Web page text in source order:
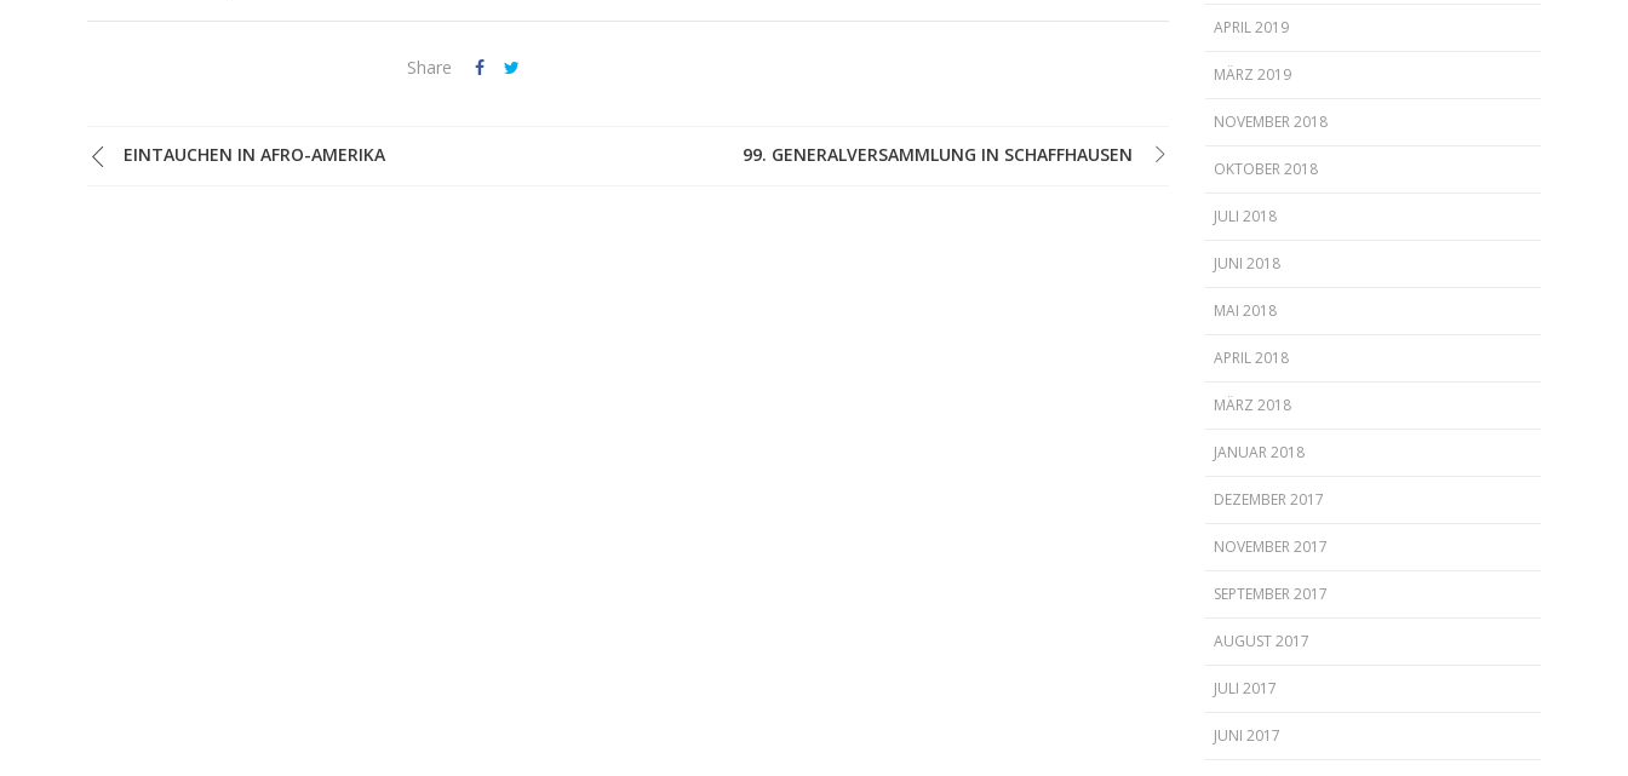
Share
EINTAUCHEN IN AFRO-AMERIKA 99. GENERALVERSAMMLUNG IN SCHAFFHAUSEN
APRIL 2019
MÄRZ 2019
NOVEMBER 2018
OKTOBER 2018
JULI 2018
JUNI 2018
MAI 2018
APRIL 2018
MÄRZ 2018
JANUAR 2018
DEZEMBER 2017
NOVEMBER 2017
SEPTEMBER 2017
AUGUST 2017
JULI 2017
JUNI 2017